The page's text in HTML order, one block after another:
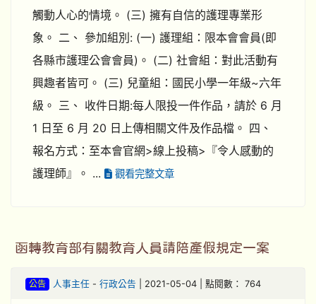
觸動人心的情境。 (三) 擁有自信的護理專業形
象。 二、 參加組別: (一) 護理組：限本會會員(即
各縣市護理公會會員)。 (二) 社會組：對此活動有
興趣者皆可。 (三) 兒童組：國民小學一年級~六年
級。 三、 收件日期:每人限投一件作品，請於 6 月
1 日至 6 月 20 日上傳相關文件及作品檔。 四、
報名方式：至本會官網>線上投稿>『令人感動的
護理師』。 ...
觀看完整文章
函轉教育部有關教育人員請陪產假規定一案
公告 人事主任- 行政公告 | 2021-05-04 | 點閱數： 764